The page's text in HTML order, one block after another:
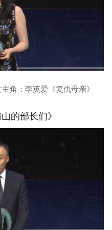
角：李英爱《复仇母亲》
的部长们》